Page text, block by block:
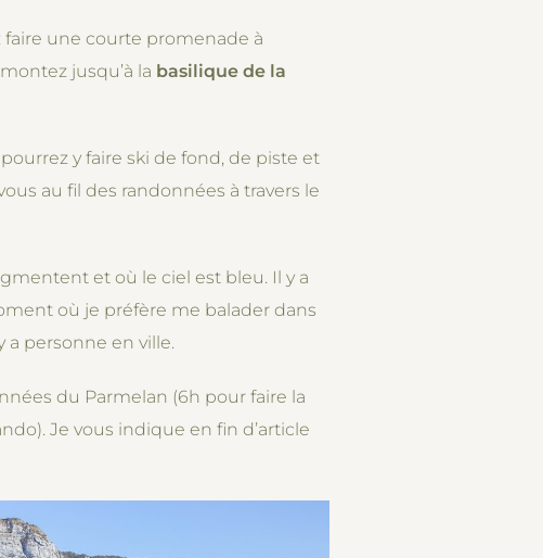
faire une courte promenade à
jusqu’à la basilique de la
y faire ski de fond, de piste et
au fil des randonnées à travers le
et où le ciel est bleu. Il y a
où je préfère me balader dans
a personne en ville.
du Parmelan (6h pour faire la
Je vous indique en fin d’article